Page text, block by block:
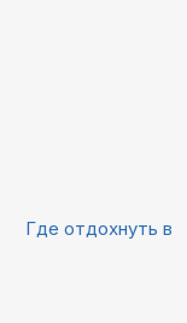
Где отдохнуть в